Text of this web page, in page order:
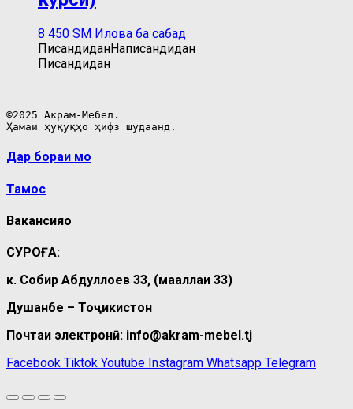
8 450 ЅМ Илова ба сабад
ПисандиданНаписандидан
Писандидан
©2025 Акрам-Мебел.
Ҳамаи ҳуқуқҳо ҳифз шудаанд.
Дар бораи мо
Тамос
Вакансияҳо
СУРОҒА:
к. Собир Абдуллоев 33, (маҳаллаи 33)
Душанбе – Тоҷикистон
Почтаи электронӣ: info@akram-mebel.tj
Facebook Tiktok Youtube Instagram Whatsapp Telegram